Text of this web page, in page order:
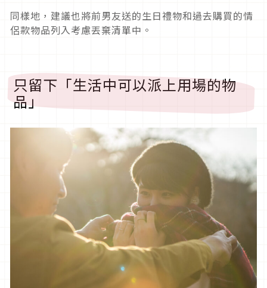
同樣地，建議也將前男友送的生日禮物和過去購買的情
侶款物品列入考慮丟棄清單中。
只留下「生活中可以派上用場的物
品」